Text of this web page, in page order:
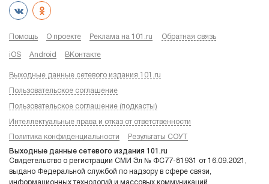
Помощь О проекте Реклама на 101.ru Обратная связь
iOS Android ВКонтакте
Выходные данные сетевого издания 101.ru
Пользовательское соглашение
Пользовательское соглашение (подкасты)
Интеллектуальные права и отказ от ответственности
Политика конфиденциальности Результаты СОУТ
Выходные данные сетевого издания 101.ru
Свидетельство о регистрации СМИ Эл № ФС77-81931 от 16.09.2021,
выдано Федеральной службой по надзору в сфере связи,
информационных технологий и массовых коммуникаций